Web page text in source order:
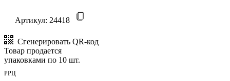
Артикул: 24418
Сгенерировать QR-код
Товар продается
упаковками по 10 шт.
РРЦ